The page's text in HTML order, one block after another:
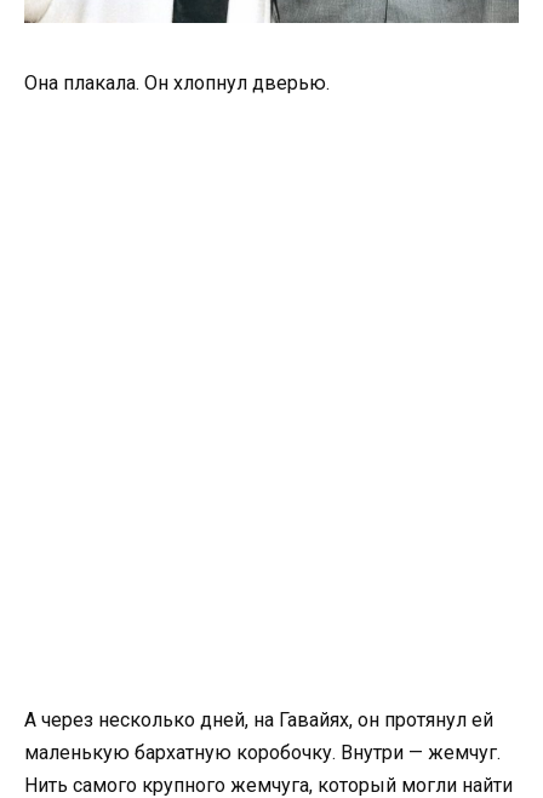
Она плакала. Он хлопнул дверью.
А через несколько дней, на Гавайях, он протянул ей
маленькую бархатную коробочку. Внутри — жемчуг.
Нить самого крупного жемчуга, который могли найти